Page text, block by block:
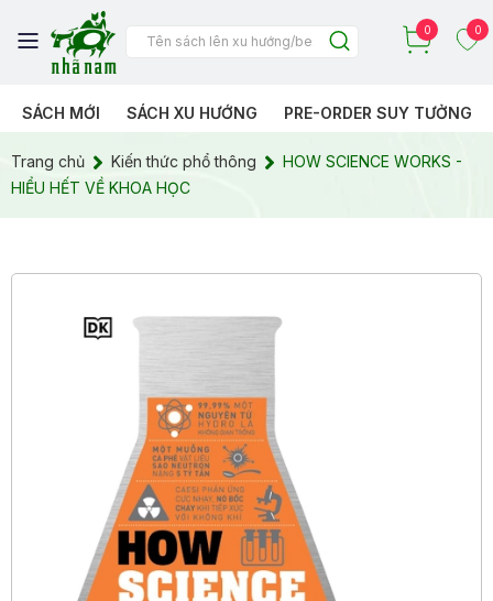
0 0
SÁCH MỚI SÁCH XU HƯỚNG PRE-ORDER SUY TƯỞNG
Trang chủ Kiến thức phổ thông
HOW SCIENCE WORKS -
HIỂU HẾT VỀ KHOA HỌC